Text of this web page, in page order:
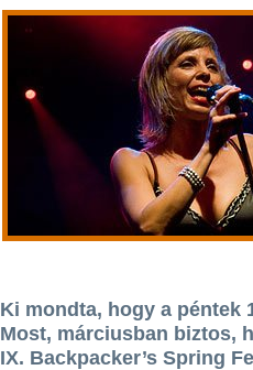
Ki mondta, hogy a péntek
Most, márciusban biztos,
IX. Backpacker’s Spring